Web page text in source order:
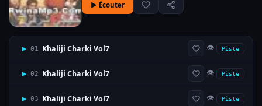
▶ Écouter
▶ 01 Khaliji Charki Vol7 👁 Piste
▶ 02 Khaliji Charki Vol7 👁 Piste
▶ 03 Khaliji Charki Vol7 👁 Piste